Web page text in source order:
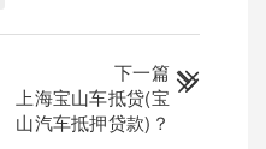
下一篇
上海宝山车抵贷(宝
山汽车抵押贷款)？